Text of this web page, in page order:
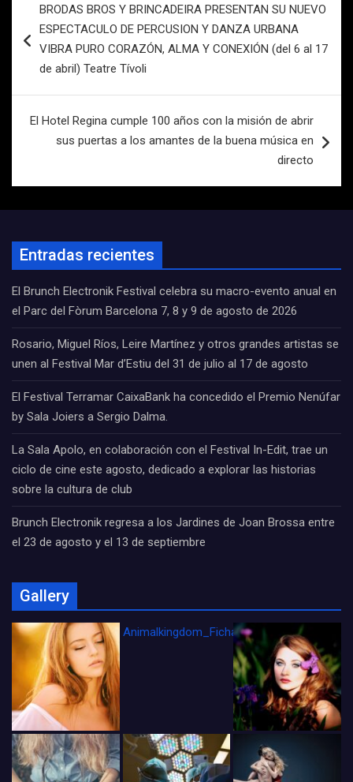
entradas
BRODAS BROS Y BRINCADEIRA PRESENTAN SU NUEVO
ESPECTACULO DE PERCUSION Y DANZA URBANA
VIBRA PURO CORAZÓN, ALMA Y CONEXIÓN (del 6 al 17
de abril) Teatre Tívoli
El Hotel Regina cumple 100 años con la misión de abrir
sus puertas a los amantes de la buena música en
directo
Entradas recientes
El Brunch Electronik Festival celebra su macro-evento anual en
el Parc del Fòrum Barcelona 7, 8 y 9 de agosto de 2026
Rosario, Miguel Ríos, Leire Martínez y otros grandes artistas se
unen al Festival Mar d’Estiu del 31 de julio al 17 de agosto
El Festival Terramar CaixaBank ha concedido el Premio Nenúfar
by Sala Joiers a Sergio Dalma.
La Sala Apolo, en colaboración con el Festival In-Edit, trae un
ciclo de cine este agosto, dedicado a explorar las historias
sobre la cultura de club
Brunch Electronik regresa a los Jardines de Joan Brossa entre
el 23 de agosto y el 13 de septiembre
Gallery
Animalkingdom_FichaCine